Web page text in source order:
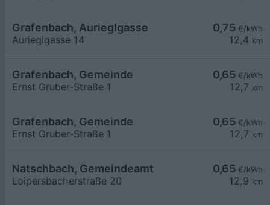
0,75 €/kWh
12,4 km
Grafenbach, Aurieglgasse
Aurieglgasse 14
0,65 €/kWh
12,7 km
Grafenbach, Gemeinde
Ernst Gruber-Straße 1
0,65 €/kWh
12,7 km
Grafenbach, Gemeinde
Ernst Gruber-Straße 1
0,65 €/kWh
12,9 km
Natschbach, Gemeindeamt
Loipersbacherstraße 20